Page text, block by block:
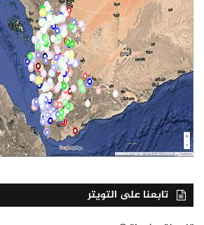
تابعنا على التويتر